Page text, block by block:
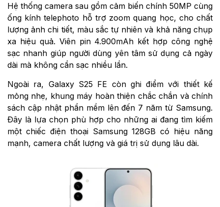
Hệ thống camera sau gồm cảm biến chính 50MP cùng
ống kính telephoto hỗ trợ zoom quang học, cho chất
lượng ảnh chi tiết, màu sắc tự nhiên và khả năng chụp
xa hiệu quả. Viên pin 4.900mAh kết hợp công nghệ
sạc nhanh giúp người dùng yên tâm sử dụng cả ngày
dài mà không cần sạc nhiều lần.
Ngoài ra, Galaxy S25 FE còn ghi điểm với thiết kế
mỏng nhẹ, khung máy hoàn thiện chắc chắn và chính
sách cập nhật phần mềm lên đến 7 năm từ Samsung.
Đây là lựa chọn phù hợp cho những ai đang tìm kiếm
một chiếc điện thoại Samsung 128GB có hiệu năng
mạnh, camera chất lượng và giá trị sử dụng lâu dài.